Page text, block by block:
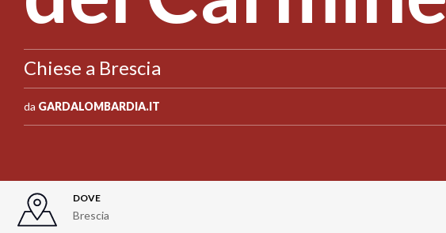
Chiese a Brescia
da GARDALOMBARDIA.IT
DOVE
Brescia